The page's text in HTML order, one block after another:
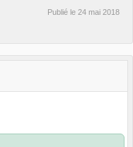
Publié le 24 mai 2018